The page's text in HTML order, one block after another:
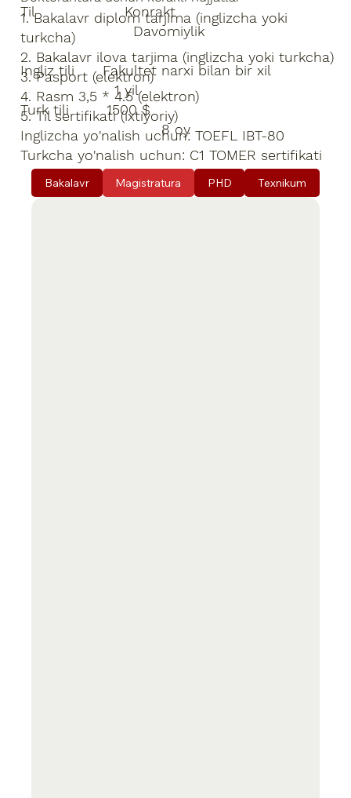
1. Bakalavr diplom tarjima (inglizcha yoki
turkcha)
2. Bakalavr ilova tarjima (inglizcha yoki turkcha)
3. Pasport (elektron)
4. Rasm 3,5 * 4.5 (elektron)
5. Til sertifikati (ixtiyoriy)
Inglizcha yo'nalish uchun: TOEFL IBT-80
Turkcha yo'nalish uchun: C1 TOMER sertifikati
Til Konrakt
Davomiylik
Ingliz tili Fakultet narxi bilan bir xil
1 yil
Turk tili 1500 $
8 oy
Bakalavr Magistratura PHD Texnikum